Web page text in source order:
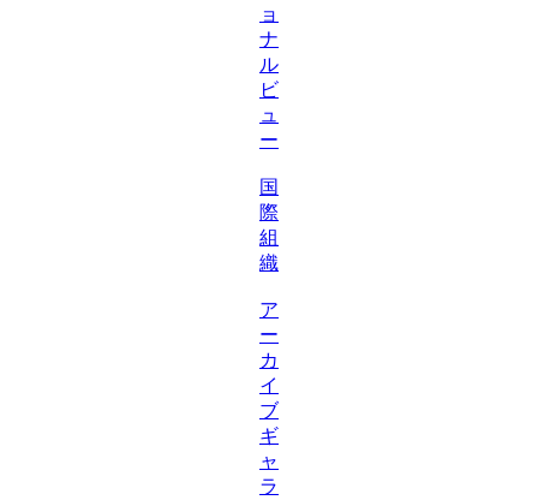
ョ
ナ
ル
ビ
ュ
ー
国
際
組
織
ア
ー
カ
イ
ブ
ギ
ャ
ラ